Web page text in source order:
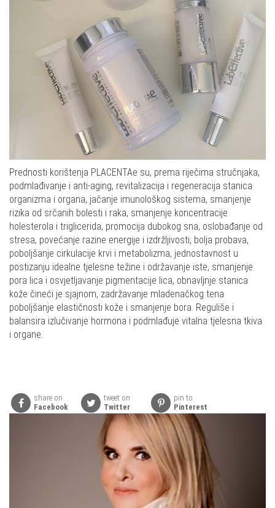
Prednosti korištenja PLACENTAe su, prema riječima stručnjaka,
podmlađivanje i anti-aging, revitalizacija i regeneracija stanica
organizma i organa, jačanje imunološkog sistema, smanjenje
rizika od srčanih bolesti i raka, smanjenje koncentracije
holesterola i triglicerida, promocija dubokog sna, oslobađanje od
stresa, povećanje razine energije i izdržljivosti, bolja probava,
poboljšanje cirkulacije krvi i metabolizma, jednostavnost u
postizanju idealne tjelesne težine i održavanje iste, smanjenje
pora lica i osvjetljavanje pigmentacije lica, obnavljnje stanica
kože čineći je sjajnom, zadržavanje mladenačkog tena
poboljšanje elastičnosti kože i smanjenje bora. Reguliše i
balansira izlučivanje hormona i podmlađuje vitalna tjelesna tkiva
i organe.
share on
Facebook
tweet on
Twitter
pin to
Pinterest